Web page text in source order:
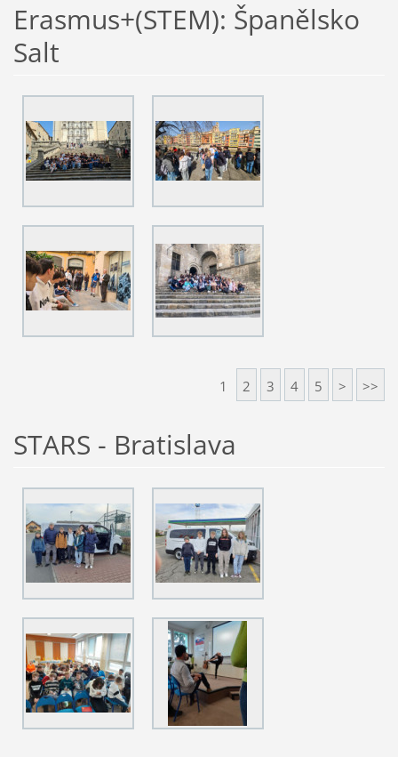
Erasmus+(STEM): Španělsko
Salt
1 2 3 4 5 > >>
STARS - Bratislava